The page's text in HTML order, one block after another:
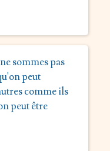
sommes pas
peut
comme ils
peut être